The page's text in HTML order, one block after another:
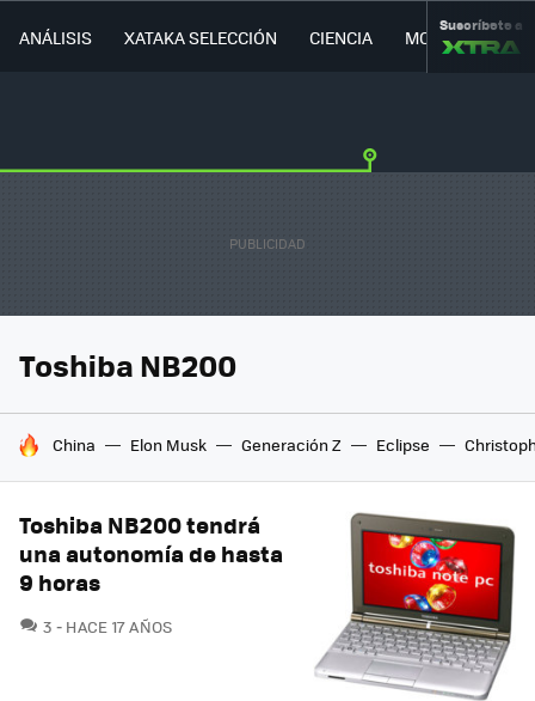
ANÁLISIS XATAKA SELECCIÓN CIENCIA MOVILIDAD
Suscríbete a
Toshiba NB200
HOY SE HABLA DE
China Elon Musk Generación Z Eclipse
Toshiba NB200 tendrá
una autonomía de hasta
9 horas
3 COMENTARIOS
HACE 17 AÑOS